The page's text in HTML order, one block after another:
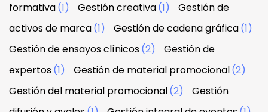
formativa(1) Gestión creativa(1)
Gestión de
activos de marca(1) Gestión de cadena gráfica(1)
Gestión de ensayos clínicos(2)
Gestión de
expertos(1) Gestión de material promocional(2)
Gestión del material promocional(2)
Gestión